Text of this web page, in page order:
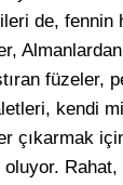
de,
füzeler,
kendi
çıkarmak
Rahat,